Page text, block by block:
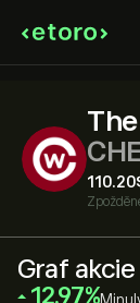
Graf akcie
‎12.97‎